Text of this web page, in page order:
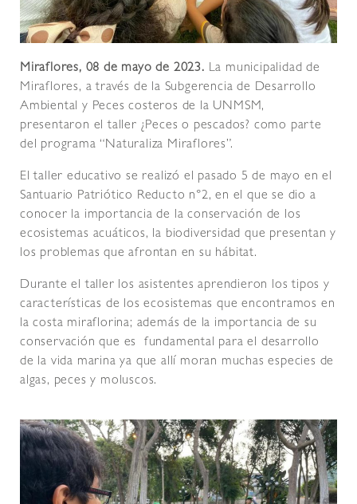
Miraflores, 08 de mayo de 2023. La municipalidad de
Miraflores, a través de la Subgerencia de Desarrollo
Ambiental y Peces costeros de la UNMSM,
presentaron el taller ¿Peces o pescados? como parte
del programa “Naturaliza Miraflores”.
El taller educativo se realizó el pasado 5 de mayo en el
Santuario Patriótico Reducto n°2, en el que se dio a
conocer la importancia de la conservación de los
ecosistemas acuáticos, la biodiversidad que presentan y
los problemas que afrontan en su hábitat.
Durante el taller los asistentes aprendieron los tipos y
características de los ecosistemas que encontramos en
la costa miraflorina; además de la importancia de su
conservación que es fundamental para el desarrollo
de la vida marina ya que allí moran muchas especies de
algas, peces y moluscos.